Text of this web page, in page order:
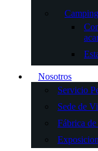
Nosotros
Servicio
Sede de
Fábrica